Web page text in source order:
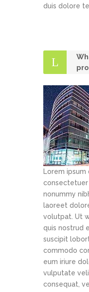
duis dolore
Lorem
consectetuer
nonummy
laoreet
volutpat. Ut
quis nostrud
suscipit
commodo
eum iriure
vulputate
consequat,